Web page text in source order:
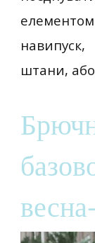
штани, або